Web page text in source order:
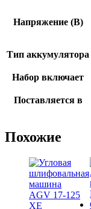
Напряжение (В)
Тип аккумулятора
Набор включает
Поставляется в
Похожие